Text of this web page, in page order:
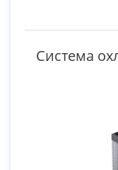
Система